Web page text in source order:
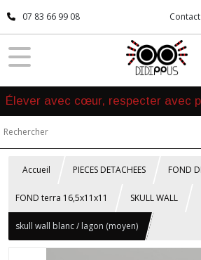
07 83 66 99 08 Contact
Élever avec cœur, respecter avec
Accueil PIECES DETACHEES FOND
FOND terra 16,5x11x11 SKULL WALL
skull wall blanc / lagon (moyen)